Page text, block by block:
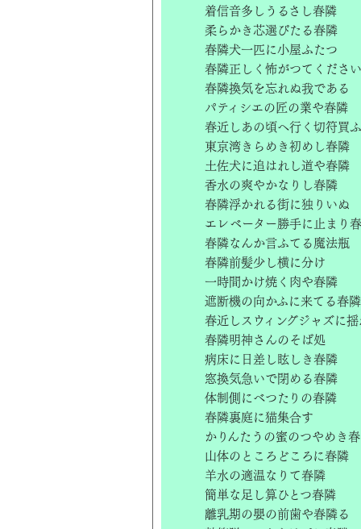
着信音多しうるさし春隣
柔らかき芯選びたる春隣
春隣犬一匹に小屋ふたつ
春隣正しく怖がつてください
春隣換気を忘れぬ我である
パティシエの匠の業や春隣
春近しあの頃へ行く切符買ふ
東京湾きらめき初めし春隣
土佐犬に追はれし道や春隣
香水の爽やかなりし春隣
春隣浮かれる街に独りいぬ
エレベーター勝手に止まり
春隣なんか言ふてる魔法瓶
春隣前髪少し横に分け
一時間かけ焼く肉や春隣
遮断機の向かふに来てる春隣
春近しスウィングジャズに
春隣明神さんのそば処
病床に日差し眩しき春隣
窓換気急いで閉める春隣
体制側にべつたりの春隣
春隣裏庭に猫集合す
かりんたうの蜜のつやめき
山体のところどころに春隣
羊水の適温なりて春隣
簡単な足し算ひとつ春隣
離乳期の嬰の前歯や春隣る